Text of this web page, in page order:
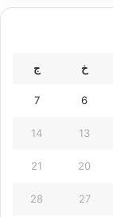
خ ج
6
7
13
14
20
21
27
28